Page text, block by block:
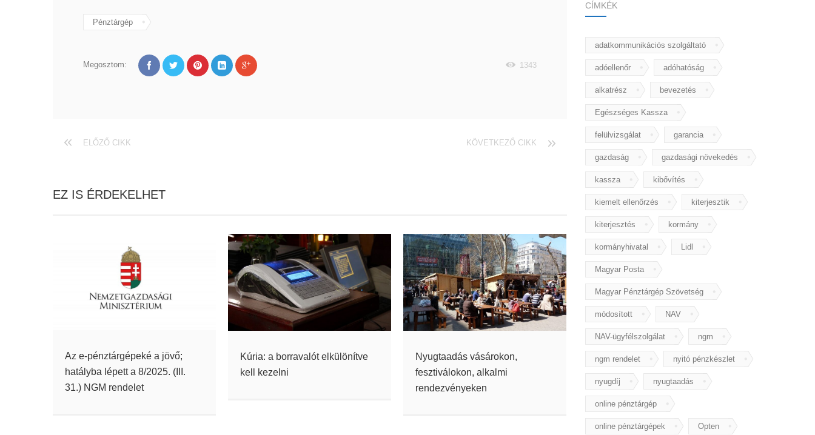
Pénztárgép
Megosztom: 1343
ELŐZŐ CIKK KÖVETKEZŐ CIKK
EZ IS ÉRDEKELHET
Az e-pénztárgépeké a jövő;
hatályba lépett a 8/2025. (III.
31.) NGM rendelet
Kúria: a borravalót elkülönítve
kell kezelni
Nyugtaadás vásárokon,
fesztiválokon, alkalmi
rendezvényeken
CÍMKÉK
adatkommunikációs szolgáltató
adóellenőr adóhatóság
alkatrész bevezetés
Egészséges Kassza
felülvizsgálat garancia
gazdaság gazdasági növekedés
kassza kibővítés
kiemelt ellenőrzés kiterjesztik
kiterjesztés kormány
kormányhivatal Lidl
Magyar Posta
Magyar Pénztárgép Szövetség
módosított NAV
NAV-ügyfélszolgálat ngm
ngm rendelet nyitó pénzkészlet
nyugdíj nyugtaadás
online pénztárgép
online pénztárgépek Opten